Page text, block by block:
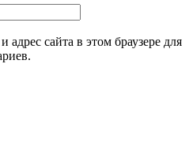
сайта в этом браузере для